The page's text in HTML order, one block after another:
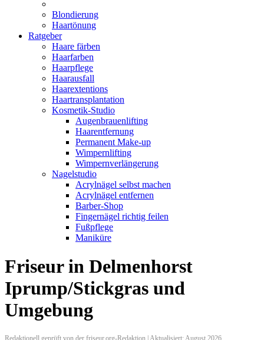
Blondierung
Haartönung
Ratgeber
Haare färben
Haarfarben
Haarpflege
Haarausfall
Haarextentions
Haartransplantation
Kosmetik-Studio
Augenbrauenlifting
Haarentfernung
Permanent Make-up
Wimpernlifting
Wimpernverlängerung
Nagelstudio
Acrylnägel selbst machen
Acrylnägel entfernen
Barber-Shop
Fingernägel richtig feilen
Fußpflege
Maniküre
Friseur in Delmenhorst
Iprump/Stickgras und
Umgebung
Redaktionell geprüft von der friseur.org-Redaktion | Aktualisiert: August 2026